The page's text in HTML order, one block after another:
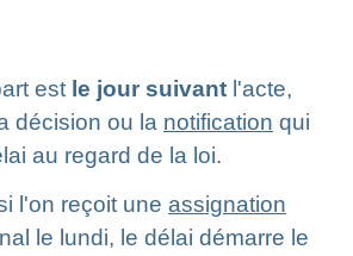
est le jour suivant l'acte,
décision ou la notification qui
au regard de la loi.
l'on reçoit une assignation
le lundi, le délai démarre le